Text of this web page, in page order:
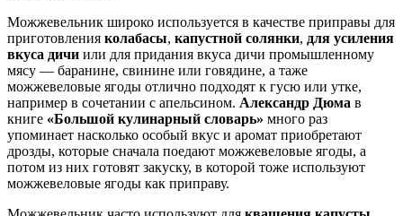
Можжевельник широко используется в качестве приправы для
приготовления колабасы, капустной солянки, для усиления
вкуса дичи или для придания вкуса дичи промышленному
мясу — баранине, свинине или говядине, а таже
можжевеловые ягоды отлично подходят к гусю или утке,
например в сочетании с апельсином. Александр Дюма в
книге «Большой кулинарный словарь» много раз
упоминает насколько особый вкус и аромат приобретают
дрозды, которые сначала поедают можжевеловые ягоды, а
потом из них готовят закуску, в которой тоже используют
можжевеловые ягоды как приправу.